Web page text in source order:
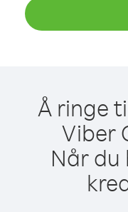
Å ringe
Viber
Når du